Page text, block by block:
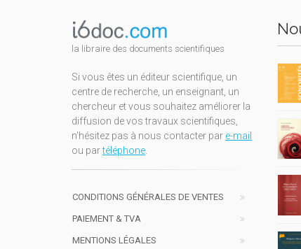
la libraire des documents scientifiques
Si vous êtes un éditeur scientifique, un
centre de recherche, un enseignant, un
chercheur et vous souhaitez améliorer la
diffusion de vos travaux scientifiques,
n'hésitez pas à nous contacter par e-mail
ou partéléphone.
CONDITIONS GÉNÉRALES DE VENTES
PAIEMENT & TVA
MENTIONS LÉGALES